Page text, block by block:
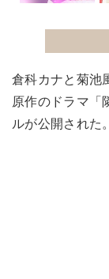
倉科カナと菊池
原作のドラマ「
ルが公開された。